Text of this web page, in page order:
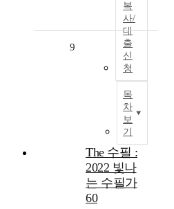
복
사/
대
출
신
청
목
차
보
기
9
The 수필 :
2022 빛나
는 수필가
60